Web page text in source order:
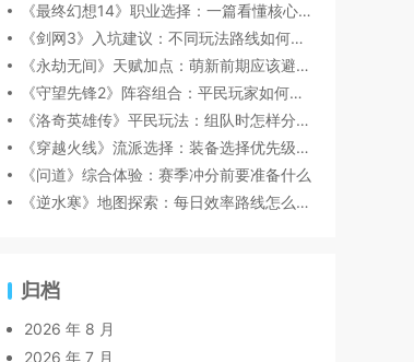
《最终幻想14》职业选择：一篇看懂核心玩法
《剑网3》入坑建议：不同玩法路线如何选择
《永劫无间》天赋加点：萌新前期应该避开哪些坑
《守望先锋2》阵容组合：平民玩家如何规划资源
《洛奇英雄传》平民玩法：组队时怎样分工更顺畅
《穿越火线》流派选择：装备选择优先级怎么判断
《问道》综合体验：赛季冲分前要准备什么
《逆水寒》地图探索：每日效率路线怎么安排
归档
2026 年 8 月
2026 年 7 月